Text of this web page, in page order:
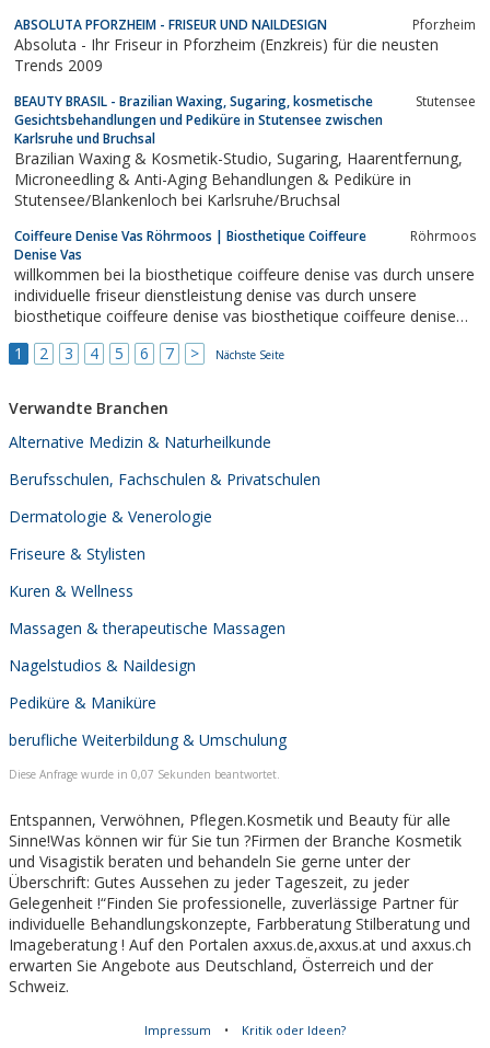
ABSOLUTA PFORZHEIM - FRISEUR UND NAILDESIGN Pforzheim
Absoluta - Ihr Friseur in Pforzheim (Enzkreis) für die neusten
Trends 2009
BEAUTY BRASIL - Brazilian Waxing, Sugaring, kosmetische
Gesichtsbehandlungen und Pediküre in Stutensee zwischen
Karlsruhe und Bruchsal
Stutensee
Brazilian Waxing & Kosmetik-Studio, Sugaring, Haarentfernung,
Microneedling & Anti-Aging Behandlungen & Pediküre in
Stutensee/Blankenloch bei Karlsruhe/Bruchsal
Coiffeure Denise Vas Röhrmoos | Biosthetique Coiffeure
Denise Vas
Röhrmoos
willkommen bei la biosthetique coiffeure denise vas durch unsere
individuelle friseur dienstleistung denise vas durch unsere
biosthetique coiffeure denise vas biosthetique coiffeure denise
1 2 3 4 5 6 7 > Nächste Seite
Verwandte Branchen
Alternative Medizin & Naturheilkunde
Berufsschulen, Fachschulen & Privatschulen
Dermatologie & Venerologie
Friseure & Stylisten
Kuren & Wellness
Massagen & therapeutische Massagen
Nagelstudios & Naildesign
Pediküre & Maniküre
berufliche Weiterbildung & Umschulung
Diese Anfrage wurde in 0,07 Sekunden beantwortet.
Entspannen, Verwöhnen, Pflegen.Kosmetik und Beauty für alle
Sinne!Was können wir für Sie tun ?Firmen der Branche Kosmetik
und Visagistik beraten und behandeln Sie gerne unter der
Überschrift: Gutes Aussehen zu jeder Tageszeit, zu jeder
Gelegenheit !“Finden Sie professionelle, zuverlässige Partner für
individuelle Behandlungskonzepte, Farbberatung Stilberatung und
Imageberatung ! Auf den Portalen axxus.de,axxus.at und axxus.ch
erwarten Sie Angebote aus Deutschland, Österreich und der
Schweiz.
Impressum • Kritik oder Ideen?